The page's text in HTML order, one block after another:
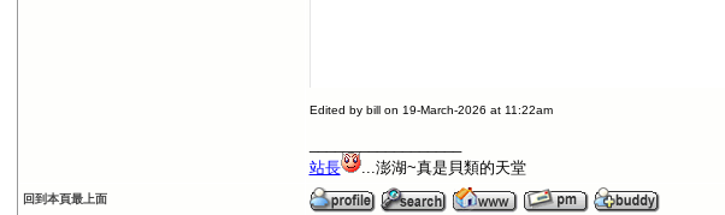
Edited by bill on 19-March-2026 at 11:22am
站長
...澎湖~真是貝類的天堂
回到本頁最上面